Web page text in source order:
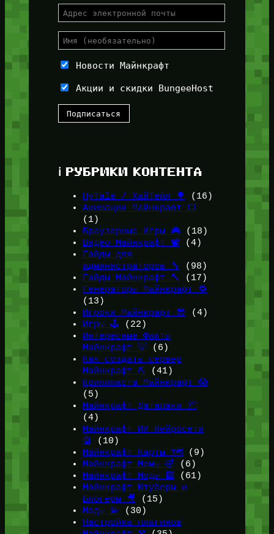
Новости Майнкрафт
Акции и скидки BungeeHost
ℹ️ РУБРИКИ КОНТЕНТА
HyTale / ХайТейл 🌳
(16)
Анимации Майнкрафт 🎞️
(1)
Браузерные Игры 🎮(18)
Видео Майнкрафт 📽️ (4)
Гайды для
администраторов 🔧
(98)
Гайды Майнкрафт 🔨
(17)
Генераторы Майнкрафт 🔁
(13)
Игроки Майнкрафт 😎 (4)
Игры 🕹️ (22)
Интересные Факты
Майнкрафт 💡(6)
Как создать сервер
Майнкрафт ⛏️ (41)
Крипипаста Майнкрафт 😱
(5)
Майнкрафт Датапаки 📦
(4)
Майнкрафт ИИ Нейросети
🤖
(10)
Майнкрафт Карты 🗺️(9)
Майнкрафт Мемы 🤣 (6)
Майнкрафт Моды 🟩 (61)
Майнкрафт Ютуберы и
Блогеры 🎥
(15)
Моды 💫
(30)
Настройка плагинов